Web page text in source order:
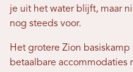
je uit het water blijft, maar
nog steeds voor.
Het grotere Zion
betaalbare